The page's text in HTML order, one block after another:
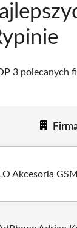
3 polecanych
Akcesoria